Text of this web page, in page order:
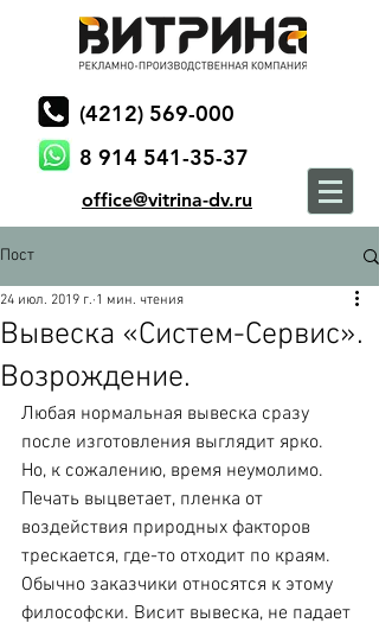
(4212) 569-000
8 914 541-35-37
office@vitrina-dv.ru
Пост
Вывеска «Систем-Сервис».
Возрождение.
24 июл. 2019 г. 1 мин. чтения
Любая нормальная вывеска сразу
после изготовления выглядит ярко.
Но, к сожалению, время неумолимо.
Печать выцветает, пленка от
воздействия природных факторов
трескается, где-то отходит по краям.
Обычно заказчики относятся к этому
философски. Висит вывеска, не падает